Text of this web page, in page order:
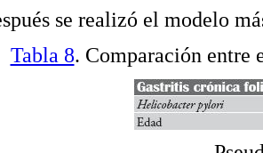
se realizó el modelo
Tabla 8. Comparación entre